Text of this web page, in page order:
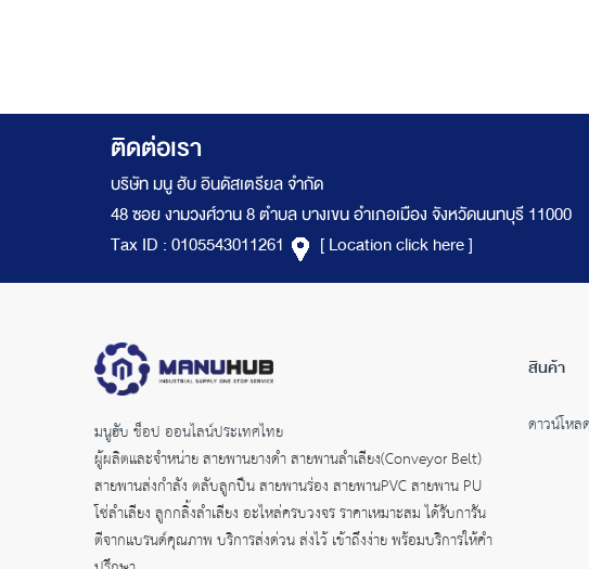
ติดต่อเรา
บริษัท มนู ฮับ อินดัสเตรียล จำกัด
48 ซอย งามวงศ์วาน 8 ตำบล บางเขน อำเภอเมือง จังหวัดนนทบุรี 11000
Tax ID : 0105543011261
[ Location click here ]
มนูฮับ ช็อป ออนไลน์ประเทศไทย
ผู้ผลิตและจำหน่ายสายพานยางดำสายพานลำเลียง(Conveyor Belt)
สายพานส่งกำลังตลับลูกปืน สายพานร่อง สายพานPVC สายพาน PU
โซ่ลำเลียง ลูกกลิ้งลำเลียง อะไหล่ครบวงจร ราคาเหมาะสม ได้รับการัน
ตีจากแบรนด์คุณภาพ บริการส่งด่วน ส่งไว้ เข้าถึงง่าย พร้อมบริการให้คำ
สินค้า
ดาวน์โห